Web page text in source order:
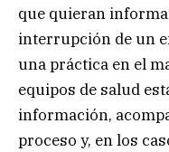
que quieran
interrupción de un
una práctica en el
equipos de salud
información,
proceso y, en los